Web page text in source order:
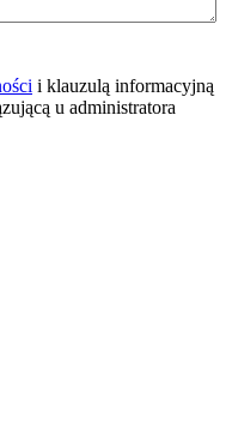
i klauzulą informacyjną
u administratora